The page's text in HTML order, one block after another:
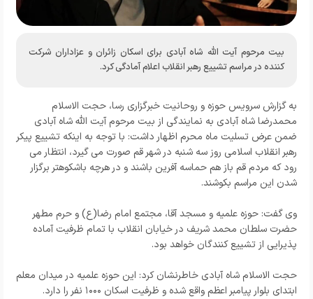
بیت مرحوم آیت الله شاه آبادی برای اسکان زائران و عزاداران شرکت
کننده در مراسم تشییع رهبر انقلاب اعلام آمادگی کرد.
به گزارش سرویس حوزه و روحانیت خبرگزاری رسا، حجت الاسلام
محمدرضا شاه آبادی به نمایندگی از بیت مرحوم آیت الله شاه آبادی
ضمن عرض تسلیت ماه محرم اظهار داشت: با توجه به اینکه تشییع پیکر
رهبر انقلاب اسلامی روز سه شنبه در شهر قم صورت می گیرد، انتظار می
رود که مردم قم باز هم حماسه آفرین باشند و در هرچه باشکوهتر برگزار
شدن این مراسم بکوشند.
وی گفت: حوزه علمیه و مسجد آقا، مجتمع امام رضا(ع) و حرم مطهر
حضرت سلطان محمد شریف در خیابان انقلاب با تمام ظرفیت آماده
پذیرایی از تشییع کنندگان خواهد بود.
حجت الاسلام شاه آبادی خاطرنشان کرد: این حوزه علمیه در میدان معلم
ابتدای بلوار پیامبر اعظم واقع شده و ظرفیت اسکان ۱۰۰۰ نفر را دارد.